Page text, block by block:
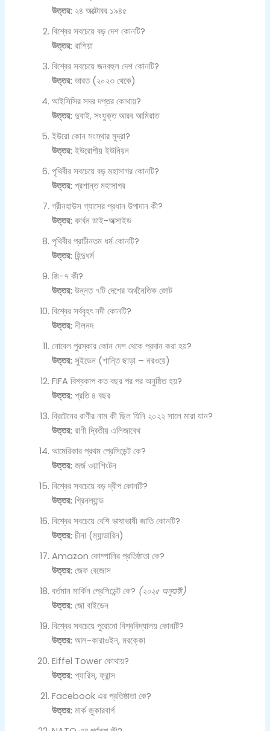
উত্তর: ২৪ অক্টোবর ১৯৪৫
বিশ্বের সবচেয়ে বড় দেশ কোনটি?
উত্তর: রাশিয়া
বিশ্বের সবচেয়ে জনবহুল দেশ কোনটি?
উত্তর: ভারত (২০২৩ থেকে)
আইসিসির সদর দপ্তর কোথায়?
উত্তর: দুবাই, সংযুক্ত আরব আমিরাত
ইউরো কোন সংস্থার মুদ্রা?
উত্তর: ইউরোপীয় ইউনিয়ন
পৃথিবীর সবচেয়ে বড় মহাসাগর কোনটি?
উত্তর: প্রশান্ত মহাসাগর
গ্রীনহাউস গ্যাসের প্রধান উপাদান কী?
উত্তর: কার্বন ডাই-অক্সাইড
পৃথিবীর প্রাচীনতম ধর্ম কোনটি?
উত্তর: হিন্দুধর্ম
জি-৭ কী?
উত্তর: উন্নত ৭টি দেশের অর্থনৈতিক জোট
বিশ্বের সর্ববৃহৎ নদী কোনটি?
উত্তর: নীলনদ
নোবেল পুরস্কার কোন দেশ থেকে প্রদান করা হয়?
উত্তর: সুইডেন (শান্তি ছাড়া – নরওয়ে)
FIFA বিশ্বকাপ কত বছর পর পর অনুষ্ঠিত হয়?
উত্তর: প্রতি ৪ বছর
ব্রিটেনের রাণীর নাম কী ছিল যিনি ২০২২ সালে মারা যান?
উত্তর: রাণী দ্বিতীয় এলিজাবেথ
আমেরিকার প্রথম প্রেসিডেন্ট কে?
উত্তর: জর্জ ওয়াশিংটন
বিশ্বের সবচেয়ে বড় দ্বীপ কোনটি?
উত্তর: গ্রিনল্যান্ড
বিশ্বের সবচেয়ে বেশি ভাষাভাষী জাতি কোনটি?
উত্তর: চীনা (ম্যান্ডারিন)
Amazon কোম্পানির প্রতিষ্ঠাতা কে?
উত্তর: জেফ বেজোস
বর্তমান মার্কিন প্রেসিডেন্ট কে? (২০২৫ অনুযায়ী)
উত্তর: জো বাইডেন
বিশ্বের সবচেয়ে পুরোনো বিশ্ববিদ্যালয় কোনটি?
উত্তর: আল-কারাওইন, মরক্কো
Eiffel Tower কোথায়?
উত্তর: প্যারিস, ফ্রান্স
Facebook এর প্রতিষ্ঠাতা কে?
উত্তর: মার্ক জুকারবার্গ